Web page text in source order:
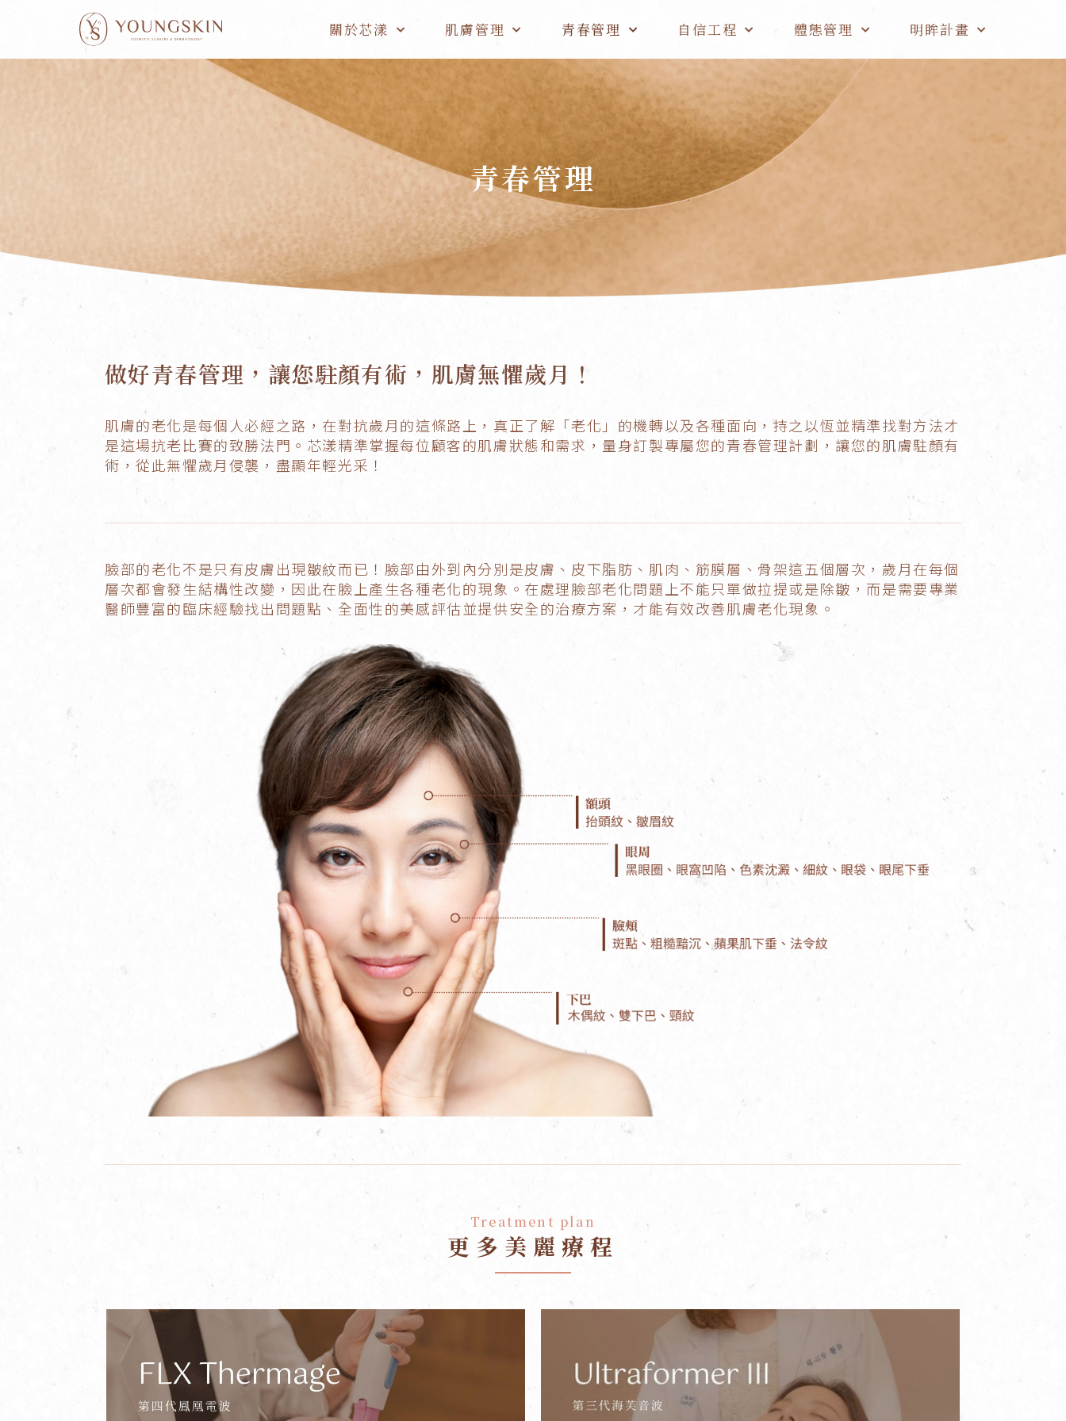
關於芯漾 肌膚管理 青春管理 自信工程 體態管理 明眸計畫
青春管理
做好青春管理，讓您駐顏有術，肌膚無懼歲月！
肌膚的老化是每個人必經之路，在對抗歲月的這條路上，真正了解「老化」的機轉以及各種面向，持之以恆並精準找對方法才
是這場抗老比賽的致勝法門。芯漾精準掌握每位顧客的肌膚狀態和需求，量身訂製專屬您的青春管理計劃，讓您的肌膚駐顏有
術，從此無懼歲月侵襲，盡顯年輕光采！
臉部的老化不是只有皮膚出現皺紋而已！臉部由外到內分別是皮膚、皮下脂肪、肌肉、筋膜層、骨架這五個層次，歲月在每個
層次都會發生結構性改變，因此在臉上產生各種老化的現象。在處理臉部老化問題上不能只單做拉提或是除皺，而是需要專業
醫師豐富的臨床經驗找出問題點、全面性的美感評估並提供安全的治療方案，才能有效改善肌膚老化現象。
Treatment plan
更多美麗療程